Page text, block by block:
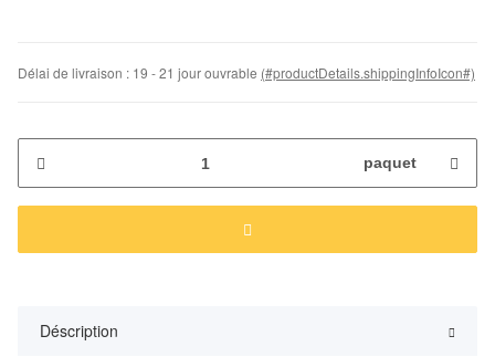
Délai de livraison : 19 - 21 jour ouvrable (#productDetails.shippingInfoIcon#)
paquet
Déscription